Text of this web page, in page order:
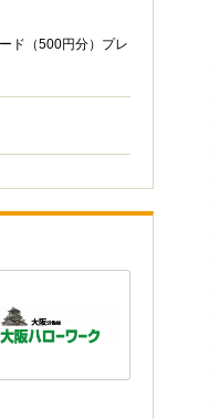
ド（500円分）プレ